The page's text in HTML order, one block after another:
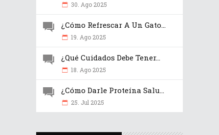
30. Ago 2025
¿Cómo Refrescar A Un Gato...
19. Ago 2025
¿Qué Cuidados Debe Tener...
18. Ago 2025
¿Cómo Darle Proteína Salu...
25. Jul 2025